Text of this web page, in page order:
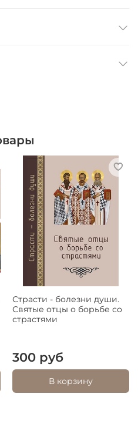
Страсти - болезни души.
Святые отцы о борьбе со
страстями
300 руб
В корзину